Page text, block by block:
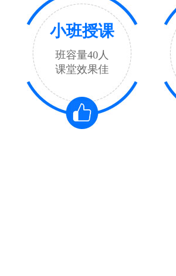
小班授课
班容量40人
课堂效果佳